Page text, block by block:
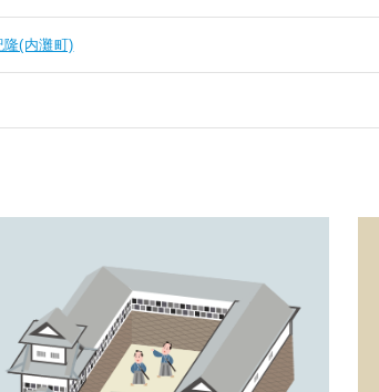
隆(内灘町)